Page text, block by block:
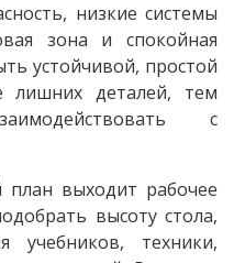
низкие системы
зона и спокойная
устойчивой, простой
деталей, тем
с
выходит рабочее
высоту стола,
учебников, техники,